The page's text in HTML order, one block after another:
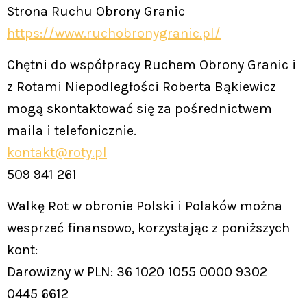
Strona Ruchu Obrony Granic
https://www.ruchobronygranic.pl/
Chętni do współpracy Ruchem Obrony Granic i
z Rotami Niepodległości Roberta Bąkiewicz
mogą skontaktować się za pośrednictwem
maila i telefonicznie.
kontakt@roty.pl
509 941 261
Walkę Rot w obronie Polski i Polaków można
wesprzeć finansowo, korzystając z poniższych
kont:
Darowizny w PLN: 36 1020 1055 0000 9302
0445 6612